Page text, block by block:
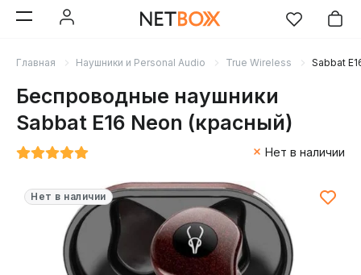
Главная Наушники и Personal Audio True Wireless Sabbat
Беспроводные наушники
Sabbat E16 Neon (красный)
Нет в наличии
Нет в наличии